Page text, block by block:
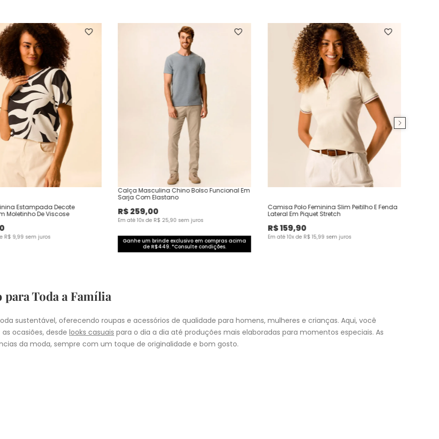
Estampada Decote
Moletinho De Viscose
R$ 9,99 sem juros
Calça Masculina Chino Bolso Funcional Em
Sarja Com Elastano
R$259,00
Em até10x de R$ 25,90 sem juros
Ganhe um brinde exclusivo em compras acima
de R$449. *Consulte condições.
Camisa Polo Feminina Slim Peitilho E Fenda
Lateral Em Piquet Stretch
R$159,90
Em até10x de R$ 15,99 sem juros
Toda a Família
sustentável, oferecendo roupas e acessórios de qualidade para homens, mulheres e crianças. Aqui, você
ocasiões, desde looks casuais para o dia a dia até produções mais elaboradas para momentos especiais. As
da moda, sempre com um toque de originalidade e bom gosto.